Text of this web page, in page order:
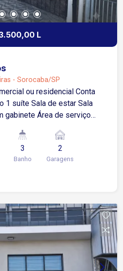
L
- Sorocaba/SP
ou residencial Conta
1 suíte Sala de estar Sala
gabinete Área de serviço
Garagem coberta
escolas,
serviços.
3
Banho
2
Garagens